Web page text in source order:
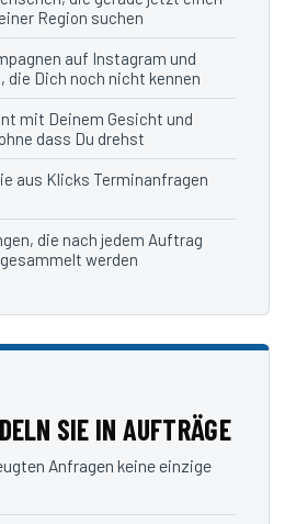
Region suchen
auf Instagram und
die Dich noch nicht kennen
mit Deinem Gesicht und
dass Du drehst
aus Klicks Terminanfragen
die nach jedem Auftrag
werden
SIE IN AUFTRÄGE
Anfragen keine einzige